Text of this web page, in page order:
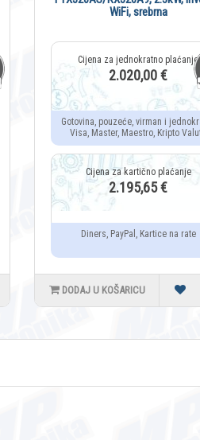
WiFi, srebrna
2.020,00 €
Gotovina, pouzeće, virman i
Visa, Master, Maestro, Kripto
2.195,65 €
Diners, PayPal, Kartice na rate
DODAJ U KOŠARICU